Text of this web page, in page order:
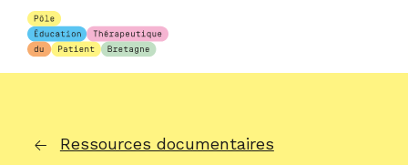
Ressources documentaires